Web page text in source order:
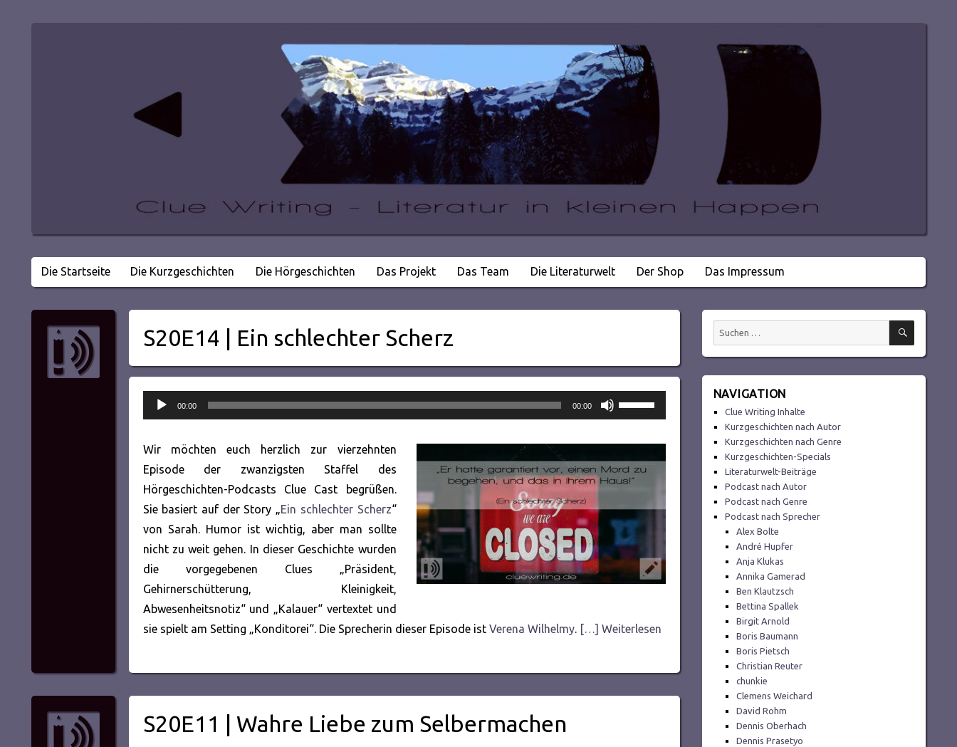
Clue Writing
Die Startseite Die Kurzgeschichten Die Hörgeschichten Das Projekt Das Team Die Literaturwelt Der Shop Das Impressum
S20E14 | Ein schlechter Scherz
Audio-
Player
00:00 00:00
Pfeiltasten
Hoch/Runter
um
die
zu
regeln.
Wir möchten euch herzlich zur vierzehnten
Episode der zwanzigsten Staffel des
Hörgeschichten-Podcasts Clue Cast begrüßen.
Sie basiert auf der Story „Ein schlechter Scherz“
von Sarah. Humor ist wichtig, aber man sollte
nicht zu weit gehen. In dieser Geschichte wurden
die vorgegebenen Clues „Präsident,
Gehirnerschütterung, Kleinigkeit,
Abwesenheitsnotiz“ und „Kalauer“ vertextet und
sie spielt am Setting „Konditorei“. Die Sprecherin dieser Episode ist Verena Wilhelmy.[…] Weiterlesen
S20E11 | Wahre Liebe zum Selbermachen
Suchen
SUCHEN
NAVIGATION
Clue Writing Inhalte
Kurzgeschichten nach Autor
Kurzgeschichten nach Genre
Kurzgeschichten-Specials
Literaturwelt-Beiträge
Podcast nach Autor
Podcast nach Genre
Podcast nach Sprecher
Alex Bolte
André Hupfer
Anja Klukas
Annika Gamerad
Ben Klautzsch
Bettina Spallek
Birgit Arnold
Boris Baumann
Boris Pietsch
Christian Reuter
chunkie
Clemens Weichard
David Rohm
Dennis Oberhach
Dennis Prasetyo